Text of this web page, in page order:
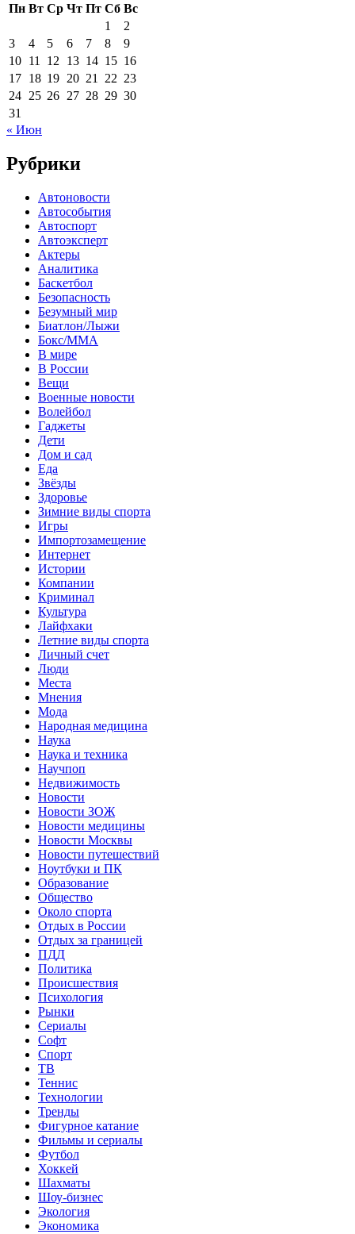
Пн Вт Ср Чт Пт Сб Вс
1
2
3
4 5 6 7 8
9
10 11 12 13 14 15 16
17 18 19 20 21 22 23
24 25 26 27 28 29 30
31
« Июн
Рубрики
Автоновости
Автособытия
Автоспорт
Автоэксперт
Актеры
Аналитика
Баскетбол
Безопасность
Безумный мир
Биатлон/Лыжи
Бокс/MMA
В мире
В России
Вещи
Военные новости
Волейбол
Гаджеты
Дети
Дом и сад
Еда
Звёзды
Здоровье
Зимние виды спорта
Игры
Импортозамещение
Интернет
Истории
Компании
Криминал
Культура
Лайфхаки
Летние виды спорта
Личный счет
Люди
Места
Мнения
Мода
Народная медицина
Наука
Наука и техника
Научпоп
Недвижимость
Новости
Новости ЗОЖ
Новости медицины
Новости Москвы
Новости путешествий
Ноутбуки и ПК
Образование
Общество
Около спорта
Отдых в России
Отдых за границей
ПДД
Политика
Происшествия
Психология
Рынки
Сериалы
Софт
Спорт
ТВ
Теннис
Технологии
Тренды
Фигурное катание
Фильмы и сериалы
Футбол
Хоккей
Шахматы
Шоу-бизнес
Экология
Экономика